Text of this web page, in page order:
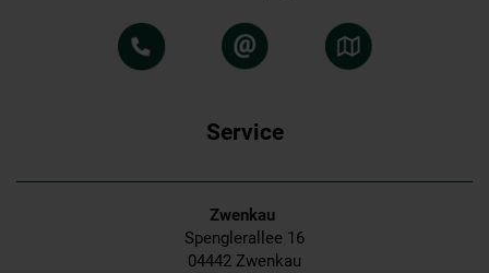
Service
Zwenkau
Spenglerallee 16
04442 Zwenkau